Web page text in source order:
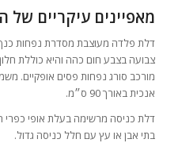
מאפיינים עיקריים של
דלת פלדה מעוצבת מסדרת נפחות
צבועה בצבע חום כהה והיא כוללת חלון
מורכב סורג נפחות פסים אופקיים.
אנכית באורך 90 ס״מ.
דלת כניסה מרשימה בעלת אופי כפרי
בתי אבן או עץ עם חלל כניסה גדול.